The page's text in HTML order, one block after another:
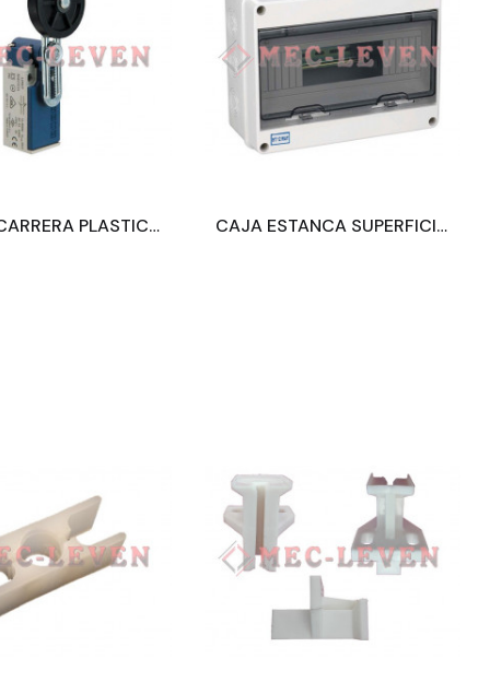
INAL DE CARRERA PLASTICO RUEDA AJUSTABLE Ø50 1NA+1NC CAJA ESTANCA SUPERFICIE 12 ELEMENTOS